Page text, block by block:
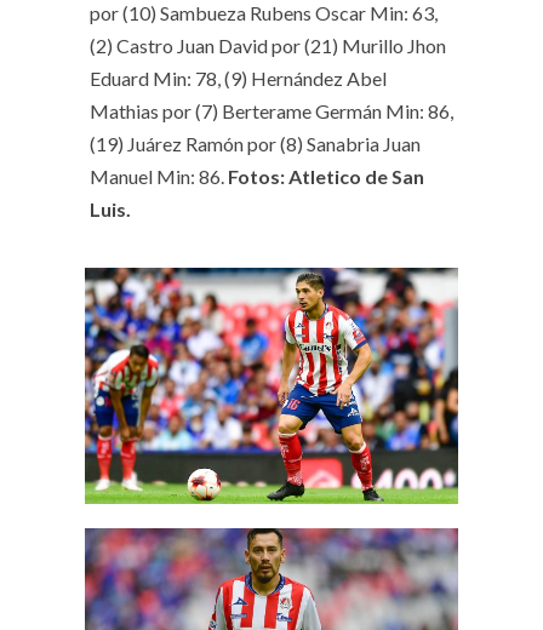
por (10) Sambueza Rubens Oscar Min: 63,
(2) Castro Juan David por (21) Murillo Jhon
Eduard Min: 78, (9) Hernández Abel
Mathias por (7) Berterame Germán Min: 86,
(19) Juárez Ramón por (8) Sanabria Juan
Manuel Min: 86. Fotos: Atletico de San
Luis.